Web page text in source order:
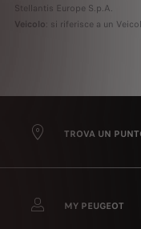
Stellantis Europe S.p.A.
Veicolo: si riferisce a un
TROVA UN
MY PEUGEOT